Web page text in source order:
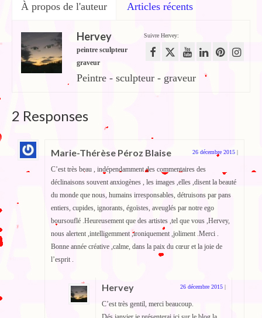
À propos de l'auteur Articles récents
Suivre Hervey:
Hervey
peintre sculpteur
graveur
Peintre - sculpteur - graveur
2 Responses
Marie-Thérèse Péroz Blaise 26 décembre 2015 |
C’est très beau , indépendamment des commentaires des
déclinaisons souvent anxiogènes , les images ,elles ,disent la beauté
du monde que nous, humains irresponsables, détruisons par pans
entiers, cupides, ignorants, égoïstes, aveuglés par notre ego
boursouflé .Heureusement que des artistes ,tel que vous ,Hervey,
nous alertent ,intelligemment ,ironiquement ,joliment .Merci .
Bonne année créative ,calme, dans la paix du cœur et la joie de
l’esprit .
Hervey 26 décembre 2015 |
C’est très gentil, merci beaucoup.